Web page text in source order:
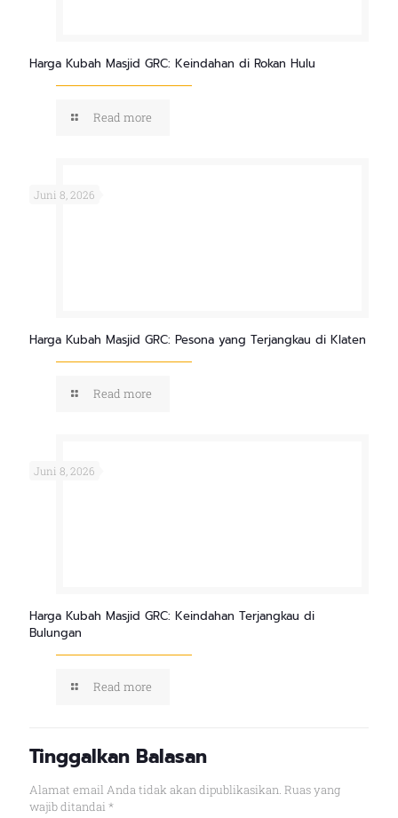
Harga Kubah Masjid GRC: Keindahan di Rokan Hulu
Read more
Juni 8, 2026
Harga Kubah Masjid GRC: Pesona yang Terjangkau di Klaten
Read more
Juni 8, 2026
Harga Kubah Masjid GRC: Keindahan Terjangkau di
Bulungan
Read more
Tinggalkan Balasan
Alamat email Anda tidak akan dipublikasikan. Ruas yang
wajib ditandai *